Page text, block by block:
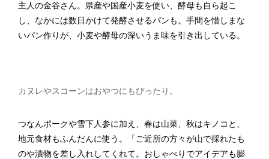
主人の金谷さん。県産や国産小麦を使い、酵母も自ら起こ
し、なかには数日かけて発酵させるパンも。手間を惜しまな
いパン作りが、小麦や酵母の深いうま味を引き出している。
カヌレやスコーンはおやつにもぴったり。
つなんポークや雪下人参に加え、春は山菜、秋はキノコと、
地元食材もふんだんに使う。「ご近所の方々が山で採れたも
のや漬物を差し入れしてくれて。おしゃべりでアイデアも膨